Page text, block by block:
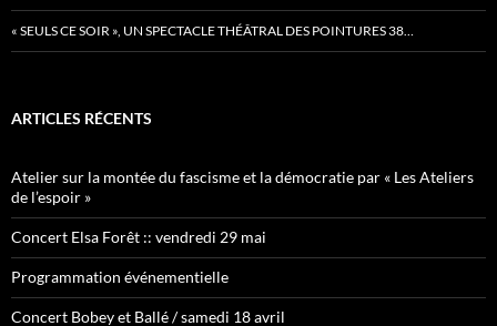
« SEULS CE SOIR », UN SPECTACLE THÉÂTRAL DES POINTURES 38…
ARTICLES RÉCENTS
Atelier sur la montée du fascisme et la démocratie par « Les Ateliers
de l’espoir »
Concert Elsa Forêt :: vendredi 29 mai
Programmation événementielle
Concert Bobey et Ballé / samedi 18 avril